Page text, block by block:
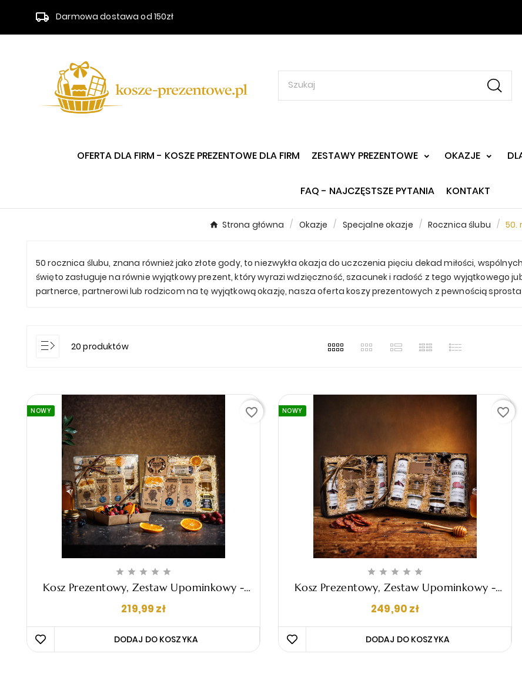
Darmowa dostawa od 150zł
OFERTA DLA FIRM - KOSZE PREZENTOWE DLA FIRM ZESTAWY PREZENTOWE OKAZJE
FAQ - NAJCZĘSTSZE PYTANIA KONTAKT
Strona główna Okazje Specjalne okazje Rocznica ślubu 50.
50 rocznica ślubu, znana również jako złote gody, to niezwykła okazja do uczczenia pięciu dekad miłości,
święto zasługuje na równie wyjątkowy prezent, który wyrazi wdzięczność, szacunek i radość z tego wyjątkowego
partnerce, partnerowi lub rodzicom na tę wyjątkową okazję, nasza oferta koszy prezentowych z pewnością
20 produktów
NOWY
    
Kosz Prezentowy, Zestaw Upominkowy -
219,99 złCena
favorite_border NOWY
    
Kosz Prezentowy, Zestaw Upominkowy -
249,90 złCena
DODAJ DO KOSZYKA
favorite_border